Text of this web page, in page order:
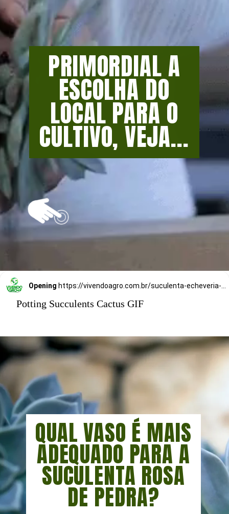
PRIMORDIAL A
ESCOLHA DO
LOCAL PARA O
CULTIVO, VEJA...
Opening
Potting Succulents Cactus GIF
QUAL VASO É MAIS
ADEQUADO PARA A
SUCULENTA ROSA
DE PEDRA?